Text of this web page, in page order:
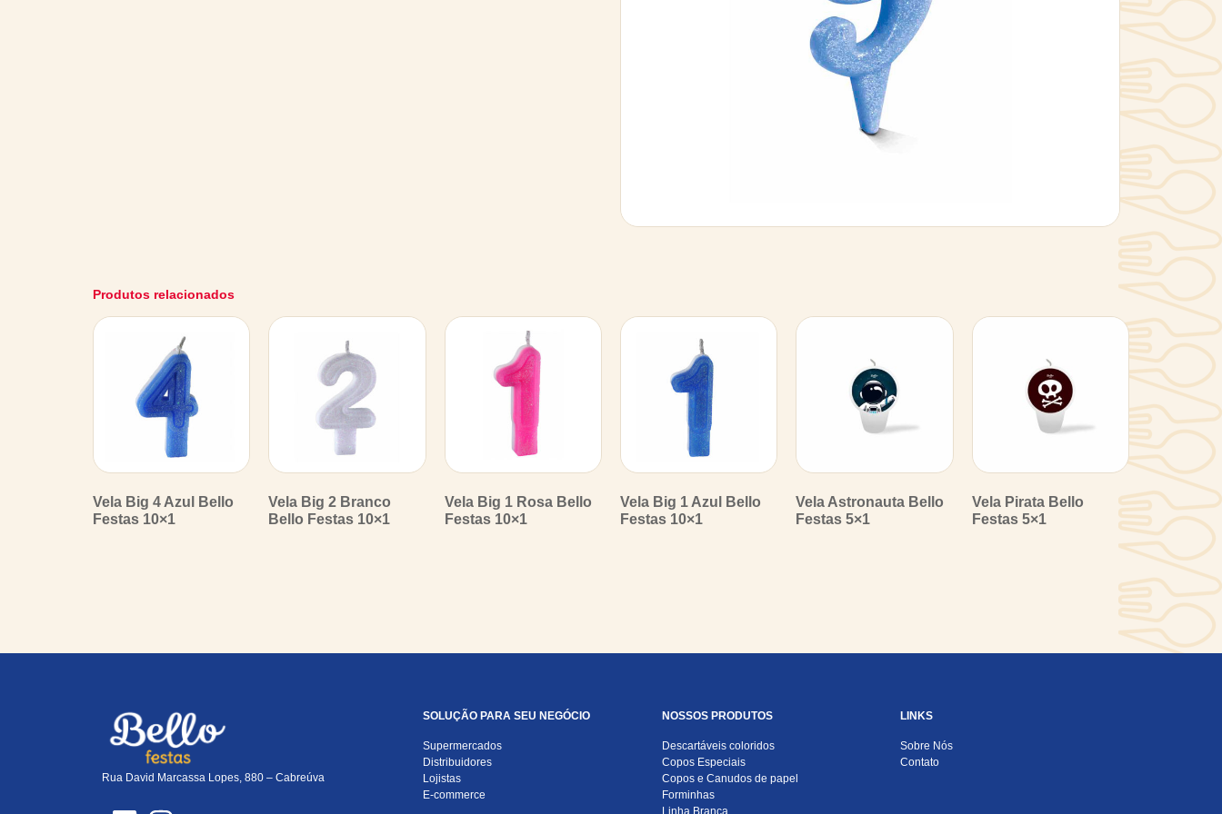
Produtos relacionados
Vela Big 4 Azul Bello
Festas 10×1
Vela Big 2 Branco
Bello Festas 10×1
Vela Big 1 Rosa Bello
Festas 10×1
Vela Big 1 Azul Bello
Festas 10×1
Vela Astronauta Bello
Festas 5×1
Vela Pirata Bello
Festas 5×1
Rua David Marcassa Lopes, 880 – Cabreúva
SOLUÇÃO PARA SEU NEGÓCIO
Supermercados
Distribuidores
Lojistas
E-commerce
NOSSOS PRODUTOS
Descartáveis coloridos
Copos Especiais
Copos e Canudos de papel
Forminhas
Linha Branca
LINKS
Sobre Nós
Contato